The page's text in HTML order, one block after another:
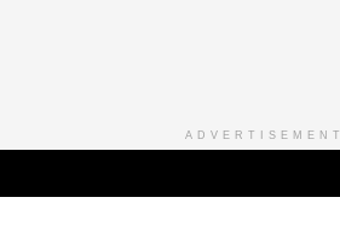
ADVERTISEMENT